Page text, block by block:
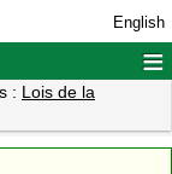
English
≡
: Lois de la